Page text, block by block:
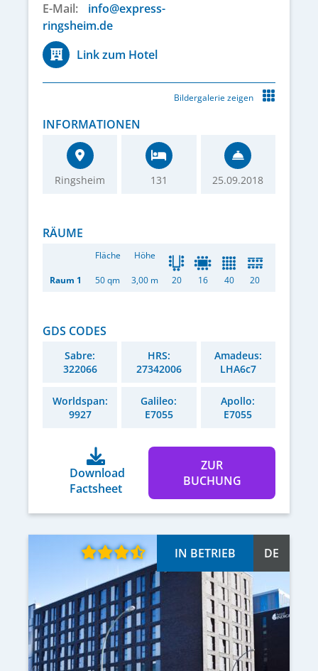
E-Mail:
info@express-
ringsheim.de
Link zum Hotel
Bildergalerie zeigen
INFORMATIONEN
Ringsheim 131 25.09.2018
RÄUME
Fläche Höhe
Raum 1 50 qm 3,00 m 20 16 40 20
GDS CODES
Sabre:
322066
HRS:
27342006
Amadeus:
LHA6c7
Worldspan:
9927
Galileo:
E7055
Apollo:
E7055
Download
Factsheet
ZUR
BUCHUNG
IN BETRIEB DE